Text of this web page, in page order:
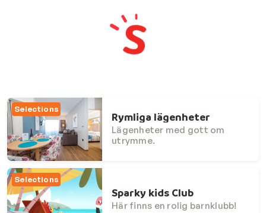
selections
Rymliga lägenheter
Lägenheter med gott om
utrymme.
selections
Sparky kids Club
Här finns en rolig barnklubb!